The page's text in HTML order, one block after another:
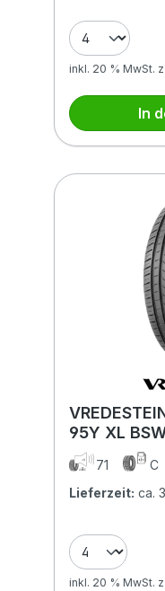
inkl. 20 % MwSt.
In
95Y XL
71 C
Lieferzeit: ca.
inkl. 20 % MwSt.